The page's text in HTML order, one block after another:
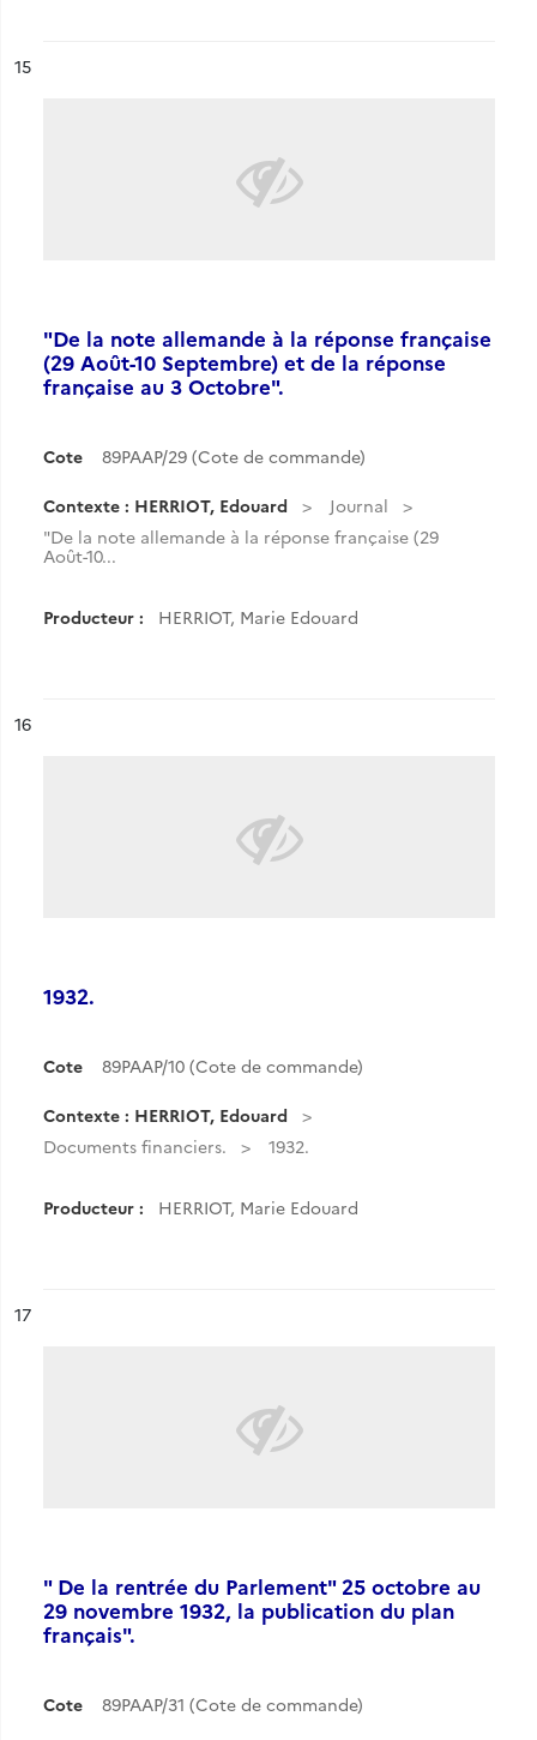
n°
15
"De la note allemande à la réponse française
(29 Août-10 Septembre) et de la réponse
française au 3 Octobre".
Cote 89PAAP/29 (Cote de commande)
Contexte : HERRIOT, Edouard
Journal
"De la note allemande à la réponse française (29
Août-10...
Producteur : HERRIOT, Marie Edouard
n°
16
1932.
Cote 89PAAP/10 (Cote de commande)
Contexte : HERRIOT, Edouard
Documents financiers.
1932.
Producteur : HERRIOT, Marie Edouard
n°
17
" De la rentrée du Parlement" 25 octobre au
29 novembre 1932, la publication du plan
français".
Cote 89PAAP/31 (Cote de commande)